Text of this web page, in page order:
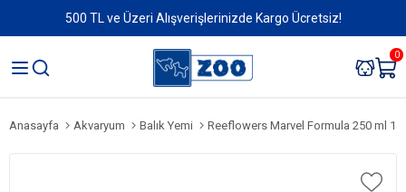
500 TL ve Üzeri Alışverişlerinizde Kargo Ücretsiz!
0
Anasayfa Akvaryum Balık Yemi Reeflowers Marvel Formula 250 ml